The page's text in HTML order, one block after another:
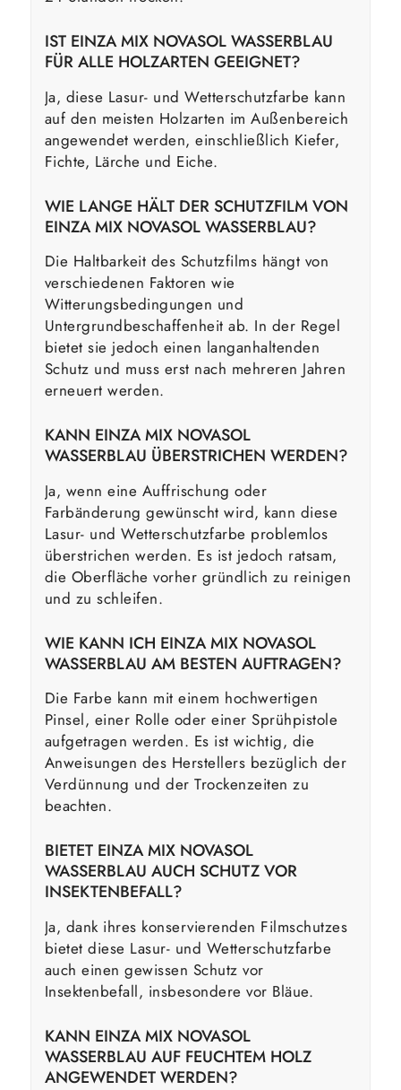
IST EINZA MIX NOVASOL WASSERBLAU
FÜR ALLE HOLZARTEN GEEIGNET?
Ja, diese Lasur- und Wetterschutzfarbe kann
auf den meisten Holzarten im Außenbereich
angewendet werden, einschließlich Kiefer,
Fichte, Lärche und Eiche.
WIE LANGE HÄLT DER SCHUTZFILM VON
EINZA MIX NOVASOL WASSERBLAU?
Die Haltbarkeit des Schutzfilms hängt von
verschiedenen Faktoren wie
Witterungsbedingungen und
Untergrundbeschaffenheit ab. In der Regel
bietet sie jedoch einen langanhaltenden
Schutz und muss erst nach mehreren Jahren
erneuert werden.
KANN EINZA MIX NOVASOL
WASSERBLAU ÜBERSTRICHEN WERDEN?
Ja, wenn eine Auffrischung oder
Farbänderung gewünscht wird, kann diese
Lasur- und Wetterschutzfarbe problemlos
überstrichen werden. Es ist jedoch ratsam,
die Oberfläche vorher gründlich zu reinigen
und zu schleifen.
WIE KANN ICH EINZA MIX NOVASOL
WASSERBLAU AM BESTEN AUFTRAGEN?
Die Farbe kann mit einem hochwertigen
Pinsel, einer Rolle oder einer Sprühpistole
aufgetragen werden. Es ist wichtig, die
Anweisungen des Herstellers bezüglich der
Verdünnung und der Trockenzeiten zu
beachten.
BIETET EINZA MIX NOVASOL
WASSERBLAU AUCH SCHUTZ VOR
INSEKTENBEFALL?
Ja, dank ihres konservierenden Filmschutzes
bietet diese Lasur- und Wetterschutzfarbe
auch einen gewissen Schutz vor
Insektenbefall, insbesondere vor Bläue.
KANN EINZA MIX NOVASOL
WASSERBLAU AUF FEUCHTEM HOLZ
ANGEWENDET WERDEN?